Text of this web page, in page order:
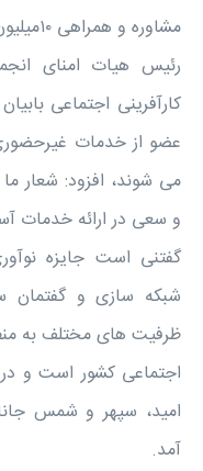
مشاوره و همراهی ۱۰میلیون عضو را بر عهده دارند.
رئیس هیات امنای
عضو از خدمات
می شوند، افزود: شعار
و سعی در ارائه خدمات
گفتنی است جایزه
شبکه ‌سازی و گفتمان
ظرفیت ‌های مختلف به
امید، سپهر و شمس
آمد.